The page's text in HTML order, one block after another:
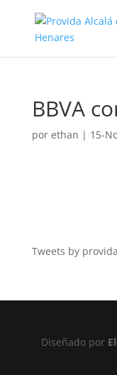
BBVA
por ethan | 15-
Tweets by
Diseñado por